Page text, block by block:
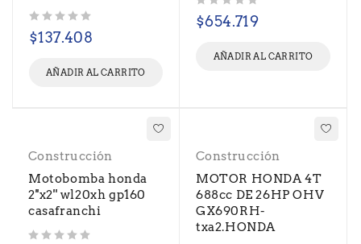
$137.408
AÑADIR AL CARRITO
$654.719
AÑADIR AL CARRITO
Construcción
Motobomba honda
2''x2'' wl20xh gp160
casafranchi
Construcción
MOTOR HONDA 4T
688cc DE 26HP OHV
GX690RH-
txa2.HONDA